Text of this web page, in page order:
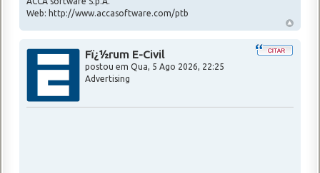
Web: http://www.accasoftware.com/ptb
Fï¿½rum E-Civil
postou em Qua, 5 Ago 2026, 22:25
Advertising